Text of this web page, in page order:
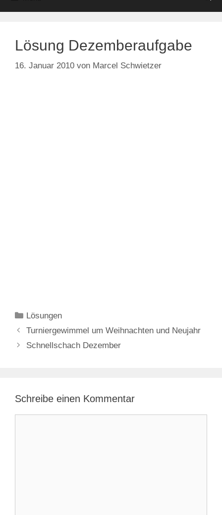
Lösung Dezemberaufgabe
16. Januar 2010 von Marcel Schwietzer
Kategorien
Lösungen
Turniergewimmel um Weihnachten und Neujahr
Schnellschach Dezember
Schreibe einen Kommentar